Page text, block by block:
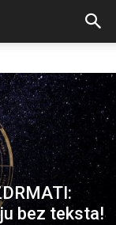
bez teksta!